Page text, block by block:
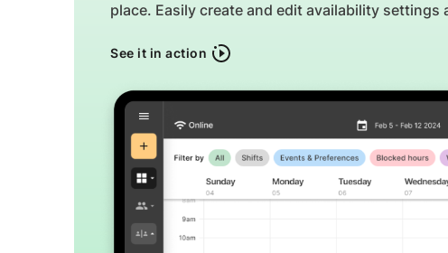
place. Easily create and edit availability
See it in action